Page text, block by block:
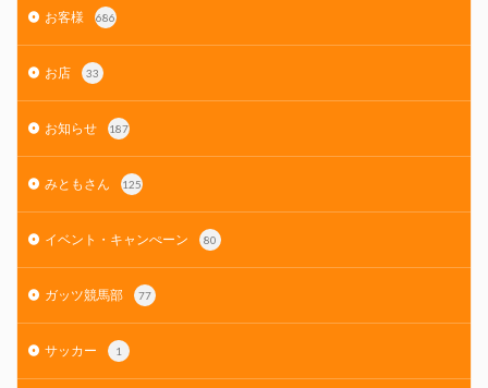
お客様 686
お店 33
お知らせ 187
みともさん 125
イベント・キャンぺーン 80
ガッツ競馬部 77
サッカー 1